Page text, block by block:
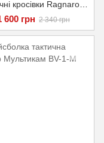
600 грн 2 340 грн